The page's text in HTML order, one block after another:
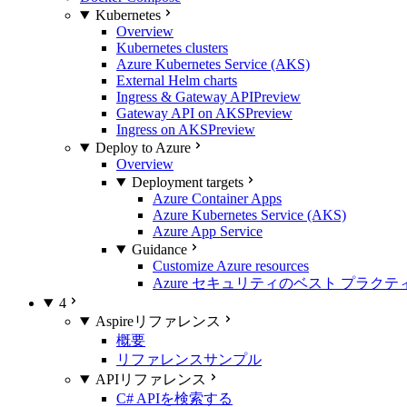
Kubernetes
Overview
Kubernetes clusters
Azure Kubernetes Service (AKS)
External Helm charts
Ingress & Gateway APIPreview
Gateway API on AKSPreview
Ingress on AKSPreview
Deploy to Azure
Overview
Deployment targets
Azure Container Apps
Azure Kubernetes Service (AKS)
Azure App Service
Guidance
Customize Azure resources
Azure セキュリティのベスト プラクテ
4
Aspireリファレンス
概要
リファレンスサンプル
APIリファレンス
C# APIを検索する